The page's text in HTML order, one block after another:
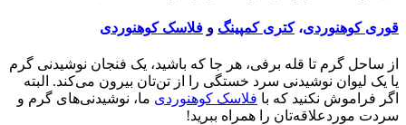
قوری کوهنوردی،کتری کمپینگ و فلاسک کوهنوردی
از ساحل گرم تا قله برفی، هر جا که باشید، یک فنجان نوشیدنی گرم
یا یک لیوان نوشیدنی سرد خستگی را از تن‌تان بیرون می‌کند. البته
اگر فراموش نکنید که با فلاسک کوهنوردی ما، نوشیدنی‌های گرم و
سردت موردعلاقه‌تان را همراه ببرید!